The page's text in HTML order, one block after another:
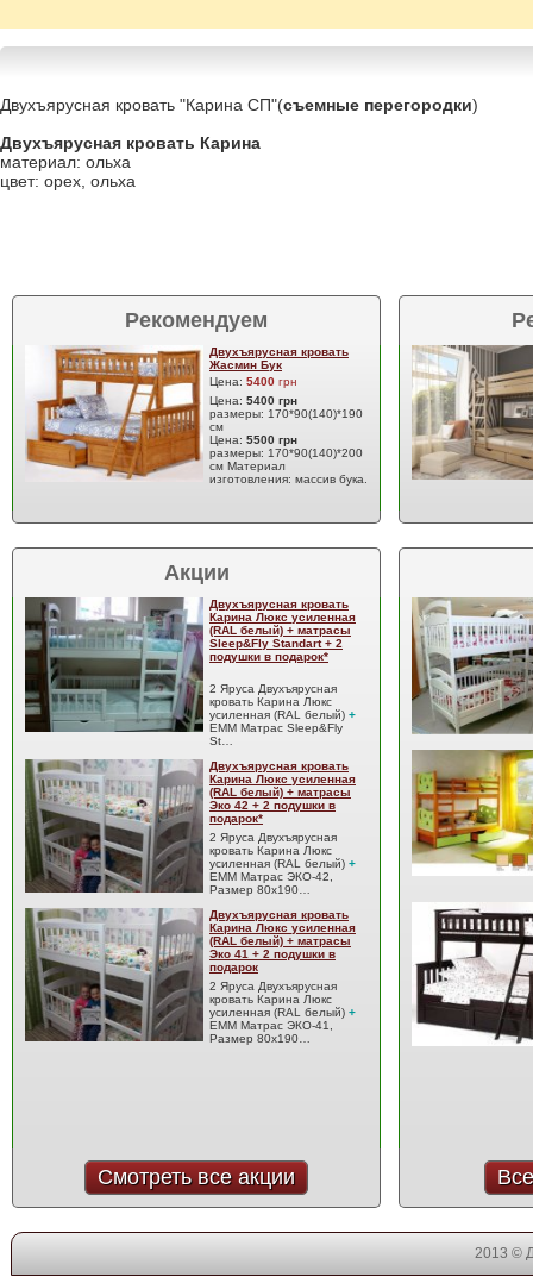
Двухъярусная кровать "Карина СП"(съемные перегородки)
Двухъярусная кровать Карина
материал: ольха
цвет: орех, ольха
Рекомендуем
Двухъярусная кровать
Жасмин Бук
Цена: 5400 грн
Цена: 5400 грн
размеры: 170*90(140)*190
см
Цена: 5500 грн
размеры: 170*90(140)*200
см Материал
изготовления: массив бука.
Акции
Двухъярусная кровать
Карина Люкс усиленная
(RAL белый) + матрасы
Sleep&Fly Standart + 2
подушки в подарок*
2 Яруса Двухъярусная
кровать Карина Люкс
усиленная (RAL белый) +
EMM Матрас Sleep&Fly
St…
Двухъярусная кровать
Карина Люкс усиленная
(RAL белый) + матрасы
Эко 42 + 2 подушки в
подарок*
2 Яруса Двухъярусная
кровать Карина Люкс
усиленная (RAL белый) +
EMM Матрас ЭКО-42,
Размер 80x190…
Двухъярусная кровать
Карина Люкс усиленная
(RAL белый) + матрасы
Эко 41 + 2 подушки в
подарок
2 Яруса Двухъярусная
кровать Карина Люкс
усиленная (RAL белый) +
EMM Матрас ЭКО-41,
Размер 80x190…
Смотреть все акции
2013 ©